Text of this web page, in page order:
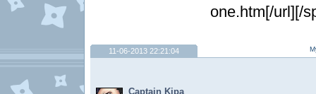
one.htm[/url][/
11-06-2013 22:21:04
Captain Kipa